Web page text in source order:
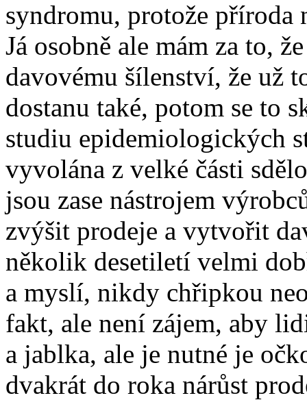
syndromu, protože
Já osobně ale mám za to,
davovému šílenství, že už
dostanu také, potom se to
studiu epidemiologických
vyvolána z velké části
jsou zase nástrojem
zvýšit prodeje a vytvořit
několik desetiletí velmi
a myslí, nikdy chřipkou
fakt, ale není zájem, aby
a jablka, ale je nutné je
dvakrát do roka nárůst